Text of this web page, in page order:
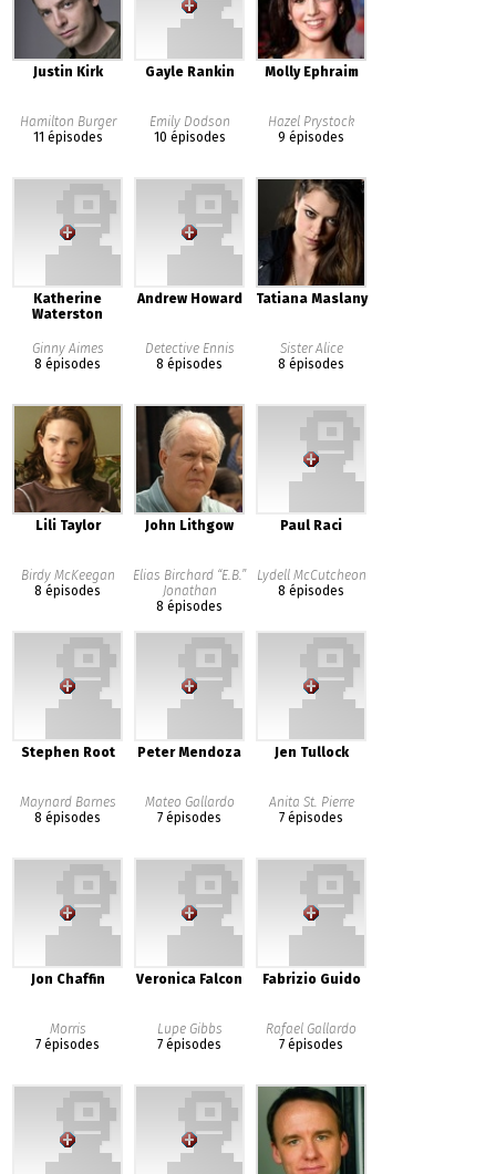
Justin Kirk
Hamilton Burger
11 épisodes
Gayle Rankin
Emily Dodson
10 épisodes
Molly Ephraim
Hazel Prystock
9 épisodes
Katherine
Waterston
Ginny Aimes
8 épisodes
Andrew Howard
Detective Ennis
8 épisodes
Tatiana Maslany
Sister Alice
8 épisodes
Lili Taylor
Birdy McKeegan
8 épisodes
John Lithgow
Elias Birchard “E.B.”
Jonathan
8 épisodes
Paul Raci
Lydell McCutcheon
8 épisodes
Stephen Root
Maynard Barnes
8 épisodes
Peter Mendoza
Mateo Gallardo
7 épisodes
Jen Tullock
Anita St. Pierre
7 épisodes
Jon Chaffin
Morris
7 épisodes
Veronica Falcon
Lupe Gibbs
7 épisodes
Fabrizio Guido
Rafael Gallardo
7 épisodes